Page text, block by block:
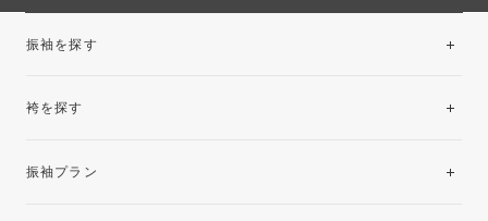
振袖を探す
袴を探す
振袖プラン